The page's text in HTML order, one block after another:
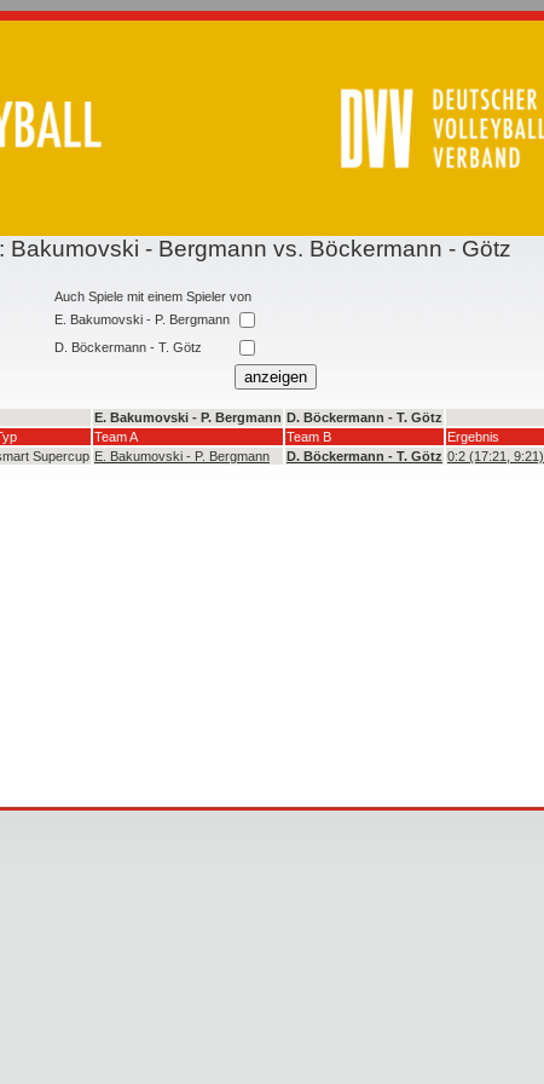
Bakumovski - Bergmann vs. Böckermann - Götz
Auch Spiele mit einem Spieler von
E. Bakumovski - P. Bergmann
D. Böckermann - T. Götz
E. Bakumovski - P. Bergmann D. Böckermann - T. Götz
Team A Team B
Ergebnis
Supercup E. Bakumovski - P. Bergmann D. Böckermann - T. Götz 0:2 (17:21, 9:21)